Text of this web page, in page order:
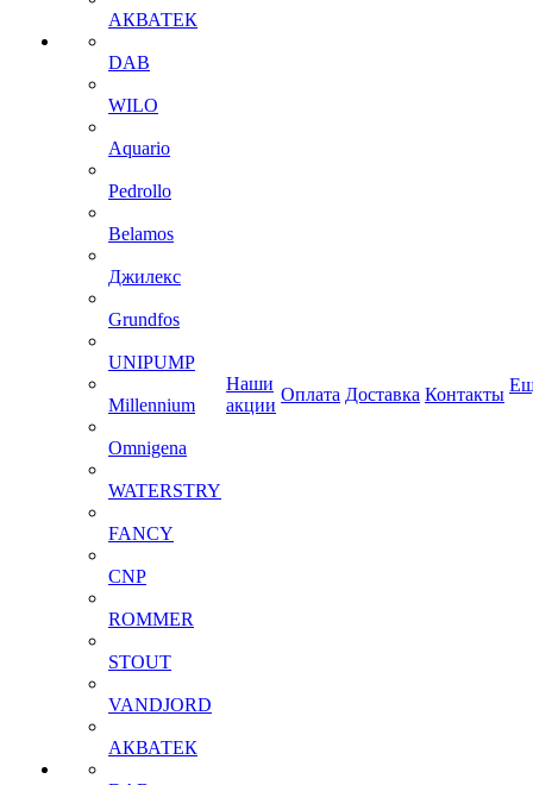
АКВАТЕК
DAB
WILO
Aquario
Pedrollo
Belamos
Джилекс
Grundfos
UNIPUMP
Millennium
Omnigena
WATERSTRY
FANCY
CNP
ROMMER
STOUT
VANDJORD
АКВАТЕК
Наши
акции
Оплата Доставка Контакты